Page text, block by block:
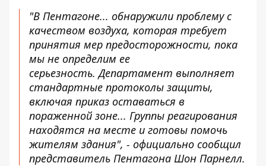
"В Пентагоне... обнаружили проблему с
качеством воздуха, которая требует
принятия мер предосторожности, пока
мы не определим ее
серьезность.Департамент выполняет
стандартные протоколы защиты,
включая приказ оставаться в
пораженной зоне... Группы реагирования
находятся на месте и готовы помочь
жителям здания", - официально сообщил
представитель Пентагона Шон Парнелл.